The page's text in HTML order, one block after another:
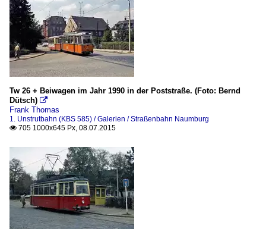
Tw 26 + Beiwagen im Jahr 1990 in der Poststraße. (Foto: Bernd
Dütsch) 
Frank Thomas
1. Unstrutbahn (KBS 585) / Galerien / Straßenbahn Naumburg
 705 1000x645 Px, 08.07.2015